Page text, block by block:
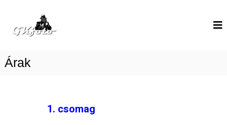
Árak
1. csomag